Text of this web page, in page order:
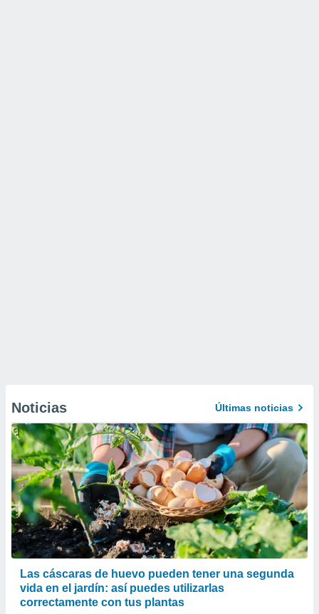
Noticias Últimas noticias
Las cáscaras de huevo pueden tener una segunda
vida en el jardín: así puedes utilizarlas
correctamente con tus plantas